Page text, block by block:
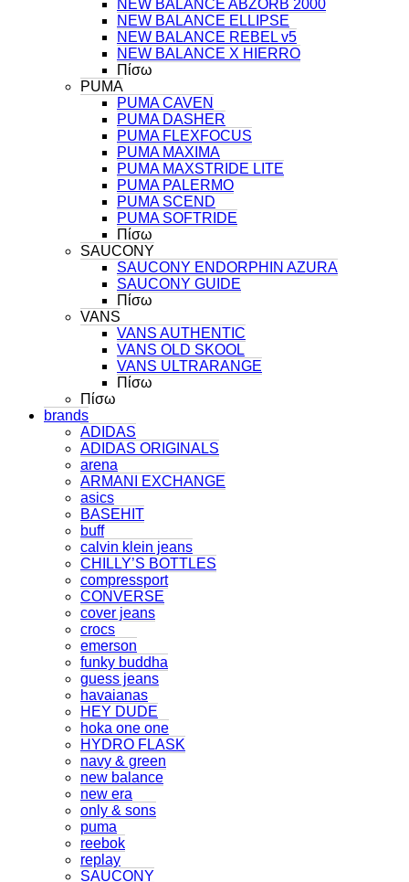
NEW BALANCE ABZORB 2000
NEW BALANCE ELLIPSE
NEW BALANCE REBEL v5
NEW BALANCE X HIERRO
Πίσω
PUMA
PUMA CAVEN
PUMA DASHER
PUMA FLEXFOCUS
PUMA MAXIMA
PUMA MAXSTRIDE LITE
PUMA PALERMO
PUMA SCEND
PUMA SOFTRIDE
Πίσω
SAUCONY
SAUCONY ENDORPHIN AZURA
SAUCONY GUIDE
Πίσω
VANS
VANS AUTHENTIC
VANS OLD SKOOL
VANS ULTRARANGE
Πίσω
Πίσω
brands
ADIDAS
ADIDAS ORIGINALS
arena
ARMANI EXCHANGE
asics
BASEHIT
buff
calvin klein jeans
CHILLY’S BOTTLES
compressport
CONVERSE
cover jeans
crocs
emerson
funky buddha
guess jeans
havaianas
HEY DUDE
hoka one one
HYDRO FLASK
navy & green
new balance
new era
only & sons
puma
reebok
replay
SAUCONY